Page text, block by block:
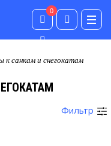
0
0
к санкам и снегокатам
Фильтр